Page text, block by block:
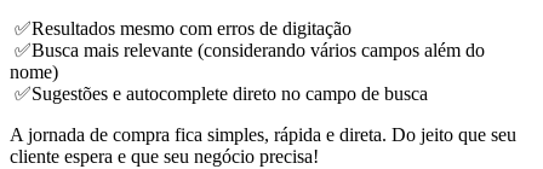
✅Resultados mesmo com erros de digitação
✅Busca mais relevante (considerando vários campos além do
nome)
✅Sugestões e autocomplete direto no campo de busca
A jornada de compra fica simples, rápida e direta. Do jeito que seu
cliente espera e que seu negócio precisa!